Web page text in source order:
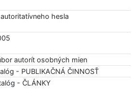
hesla
autorít osobných mien
- PUBLIKAČNÁ ČINNOSŤ
- ČLÁNKY